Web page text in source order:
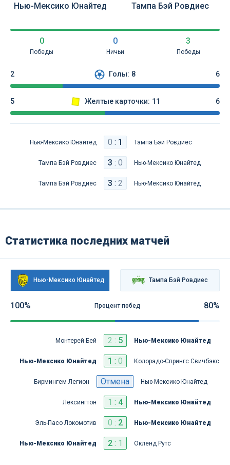
Нью-Мексико Юнайтед
0
Победы
0
Ничьи
3
Победы
Тампа Бэй Ровдиес
2 Голы: 8 6
5 Желтые карточки: 11 6
Нью-Мексико Юнайтед 0 : 1 Тампа Бэй Ровдиес
Тампа Бэй Ровдиес 3 : 0 Нью-Мексико Юнайтед
Тампа Бэй Ровдиес 3 : 2 Нью-Мексико Юнайтед
Статистика последних матчей
Нью-Мексико Юнайтед Тампа Бэй Ровдиес
100% Процент побед 80%
Монтерей Бей 2 : 5 Нью-Мексико Юнайтед
Нью-Мексико Юнайтед 1 : 0 Колорадо-Спрингс Свичбэкс
Бирмингем Легион Отмена Нью-Мексико Юнайтед
Лексингтон 1 : 4 Нью-Мексико Юнайтед
Эль-Пасо Локомотив 0 : 2 Нью-Мексико Юнайтед
Нью-Мексико Юнайтед 2: 1 Окленд Рутс